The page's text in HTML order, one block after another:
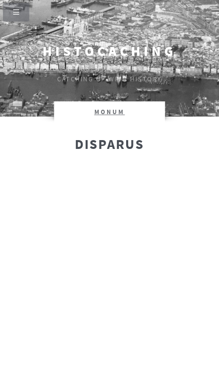
HISTOCACHING
SI CEUX-CI SE TAISENT, LES PIERRES CRIERONT.
CATCHING UP WITH HISTORY
MONUM
DISPARUS